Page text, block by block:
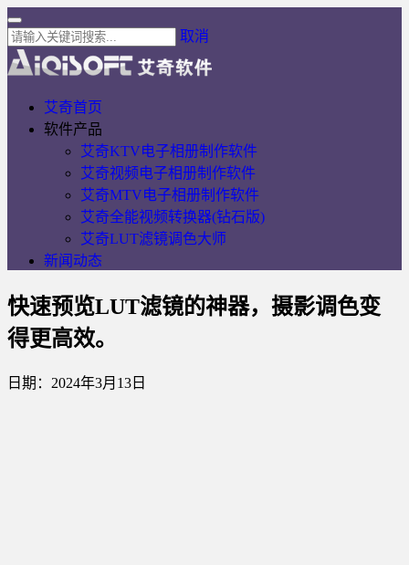
取消
艾奇首页
软件产品
艾奇KTV电子相册制作软件
艾奇视频电子相册制作软件
艾奇MTV电子相册制作软件
艾奇全能视频转换器(钻石版)
艾奇LUT滤镜调色大师
新闻动态
快速预览LUT滤镜的神器，摄影调色变
得更高效。
日期：2024年3月13日